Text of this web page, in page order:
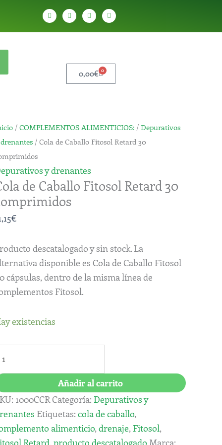
W
h
a
t
T
e
l
e
Y
o
u
t
T
i
k
t
0,00€ 0
Carrito
/COMPLEMENTOS ALIMENTICIOS: /Depurativos
/ Cola de Caballo Fitosol Retard 30
y drenantes
de Caballo Fitosol Retard 30
€
descatalogado y sin stock. La
disponible es Cola de Caballo Fitosol
cápsulas, dentro de la misma línea de
Fitosol.
existencias
comprimidos
cantidad
Añadir al carrito
1000CCR Categoría: Depurativos y
Etiquetas:cola de caballo,
alimenticio,drenaje, Fitosol,
Retard,producto descatalogado Marca: